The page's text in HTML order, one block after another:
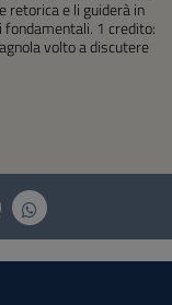
retorica e li guiderà in
1 credito:
volto a discutere